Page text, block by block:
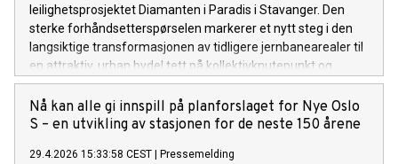
leilighetsprosjektet Diamanten i Paradis i Stavanger. Den
sterke forhåndsetterspørselen markerer et nytt steg i den
langsiktige transformasjonen av tidligere jernbanearealer til
en attraktiv, urban bydel tett på kollektivknutepunkt og
sentrum.
Nå kan alle gi innspill på planforslaget for Nye Oslo
S – en utvikling av stasjonen for de neste 150 årene
29.4.2026 15:33:58 CEST Pressemelding